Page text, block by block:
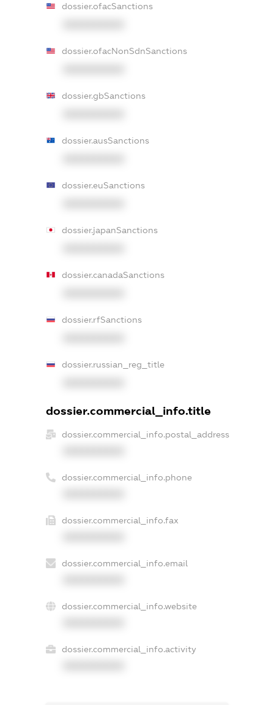
dossier.ofacSanctions
dossier.ofacNonSdnSanctions
dossier.gbSanctions
dossier.ausSanctions
dossier.euSanctions
dossier.japanSanctions
dossier.canadaSanctions
dossier.rfSanctions
dossier.russian_reg_title
dossier.commercial_info.title
dossier.commercial_info.postal_address
dossier.commercial_info.phone
dossier.commercial_info.fax
dossier.commercial_info.email
dossier.commercial_info.website
dossier.commercial_info.activity